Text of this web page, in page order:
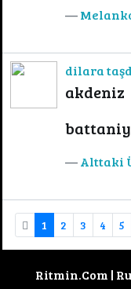
dilara
akdeniz
Alttaki
1 2 3 4 5
Ritmin.Com |